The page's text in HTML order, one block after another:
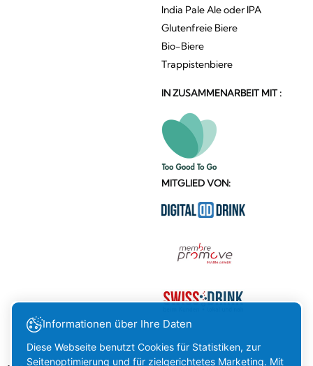
India Pale Ale oder IPA
Glutenfreie Biere
Bio-Biere
Trappistenbiere
IN ZUSAMMENARBEIT MIT :
MITGLIED VON:
Informationen über Ihre Daten
Diese Webseite benutzt Cookies für Statistiken, zur
Seitenoptimierung und für zielgerichtetes Marketing. Mit